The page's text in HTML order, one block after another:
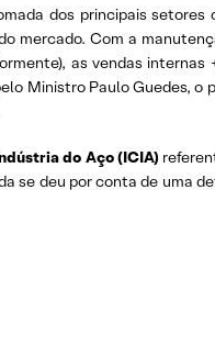
dos principais
mercado. Com a
as vendas internas
Ministro Paulo Guedes,
do Aço (ICIA)
se deu por conta de uma